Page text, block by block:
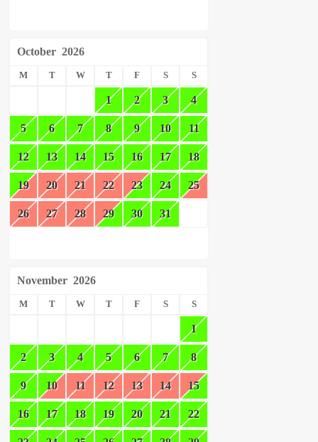
October 2026
M T W T F S S
1 2 3 4
5 6 7 8 9 10 11
12 13 14 15 16 17 18
19 20 21 22 23 24 25
26 27 28 29 30 31
November 2026
M T W T F S S
1
2 3 4 5 6 7 8
9 10 11 12 13 14 15
16 17 18 19 20 21 22